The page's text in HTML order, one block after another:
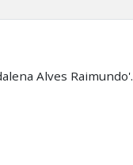
Alves Raimundo'.